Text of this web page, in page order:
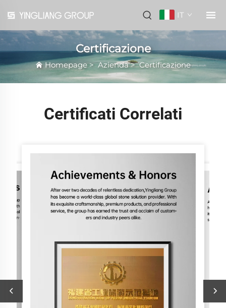
IT
Certificazione
Homepage>Azienda>Certificazione
Certificati Correlati